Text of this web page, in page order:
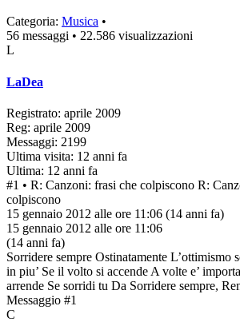
Categoria: Musica •
56 messaggi • 22.586 visualizzazioni
L
LaDea
Registrato: aprile 2009
Reg: aprile 2009
Messaggi: 2199
Ultima visita: 12 anni fa
Ultima: 12 anni fa
#1 • R: Canzoni: frasi che colpiscono R:
colpiscono
15 gennaio 2012 alle ore 11:06 (14 anni fa)
15 gennaio 2012 alle ore 11:06
(14 anni fa)
Sorridere sempre Ostinatamente L’ottimismo
in piu’ Se il volto si accende A volte e’
arrende Se sorridi tu Da Sorridere sempre,
Messaggio #1
C